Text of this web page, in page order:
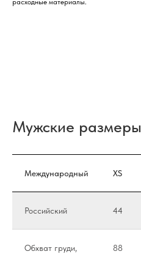
Мужские размеры
Международный XS
Российский 44
Обхват груди,
88